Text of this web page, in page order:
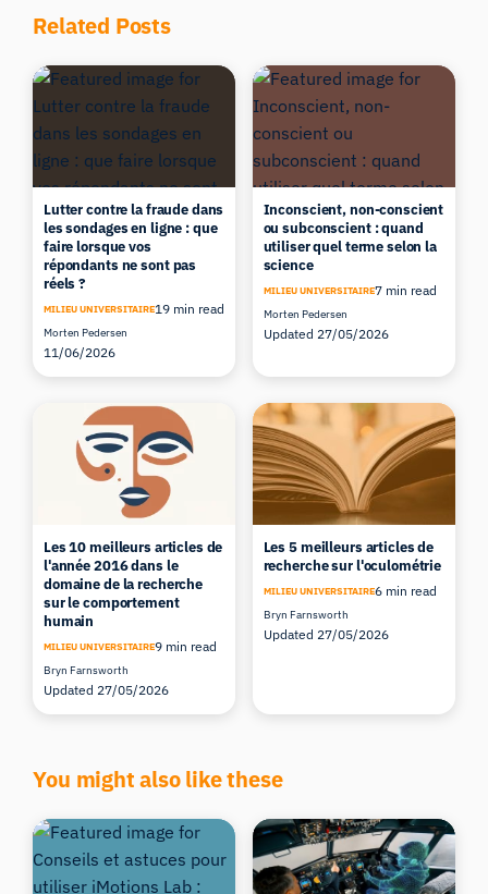
Related Posts
Lutter contre la fraude dans
les sondages en ligne : que
faire lorsque vos
répondants ne sont pas
réels ?
MILIEU UNIVERSITAIRE19 min read
Morten Pedersen
11/06/2026
Inconscient, non-conscient
ou subconscient : quand
utiliser quel terme selon la
science
MILIEU UNIVERSITAIRE7 min read
Morten Pedersen
Updated 27/05/2026
Les 10 meilleurs articles de
l'année 2016 dans le
domaine de la recherche
sur le comportement
humain
MILIEU UNIVERSITAIRE9 min read
Bryn Farnsworth
Updated 27/05/2026
Les 5 meilleurs articles de
recherche sur l'oculométrie
MILIEU UNIVERSITAIRE6 min read
Bryn Farnsworth
Updated 27/05/2026
You might also like these